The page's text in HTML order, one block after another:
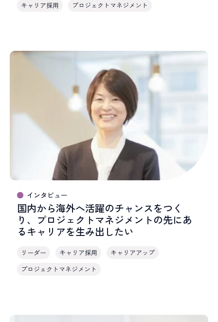
キャリア採用 プロジェクトマネジメント
インタビュー
国内から海外へ活躍のチャンスをつく
り、プロジェクトマネジメントの先にあ
るキャリアを生み出したい
リーダー キャリア採用
キャリアアップ
プロジェクトマネジメント